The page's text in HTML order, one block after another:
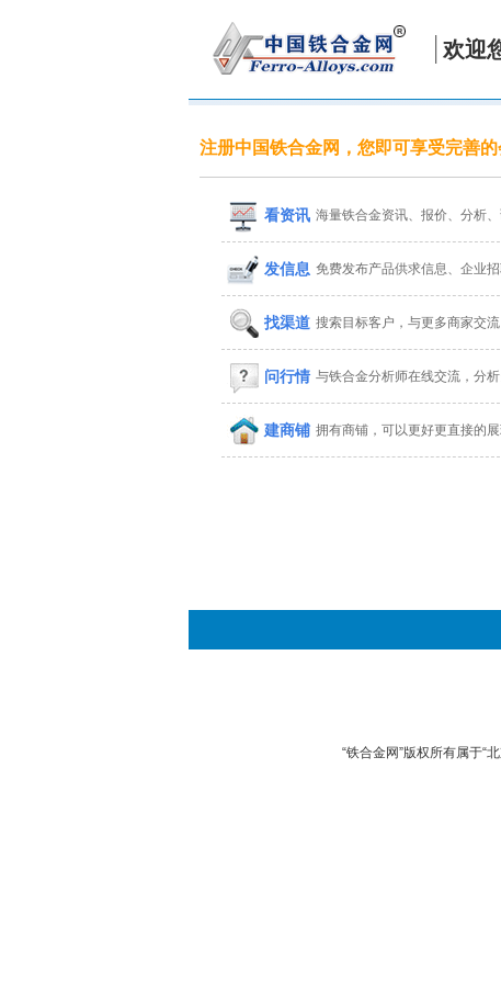
欢迎
注册中国铁合金网，您即可享受完善
看资讯 海量铁合金资讯、报价、分析
发信息 免费发布产品供求信息、企业
找渠道 搜索目标客户，与更多商家交流
问行情 与铁合金分析师在线交流，分
建商铺 拥有商铺，可以更好更直接的
“铁合金网”版权所有属于“